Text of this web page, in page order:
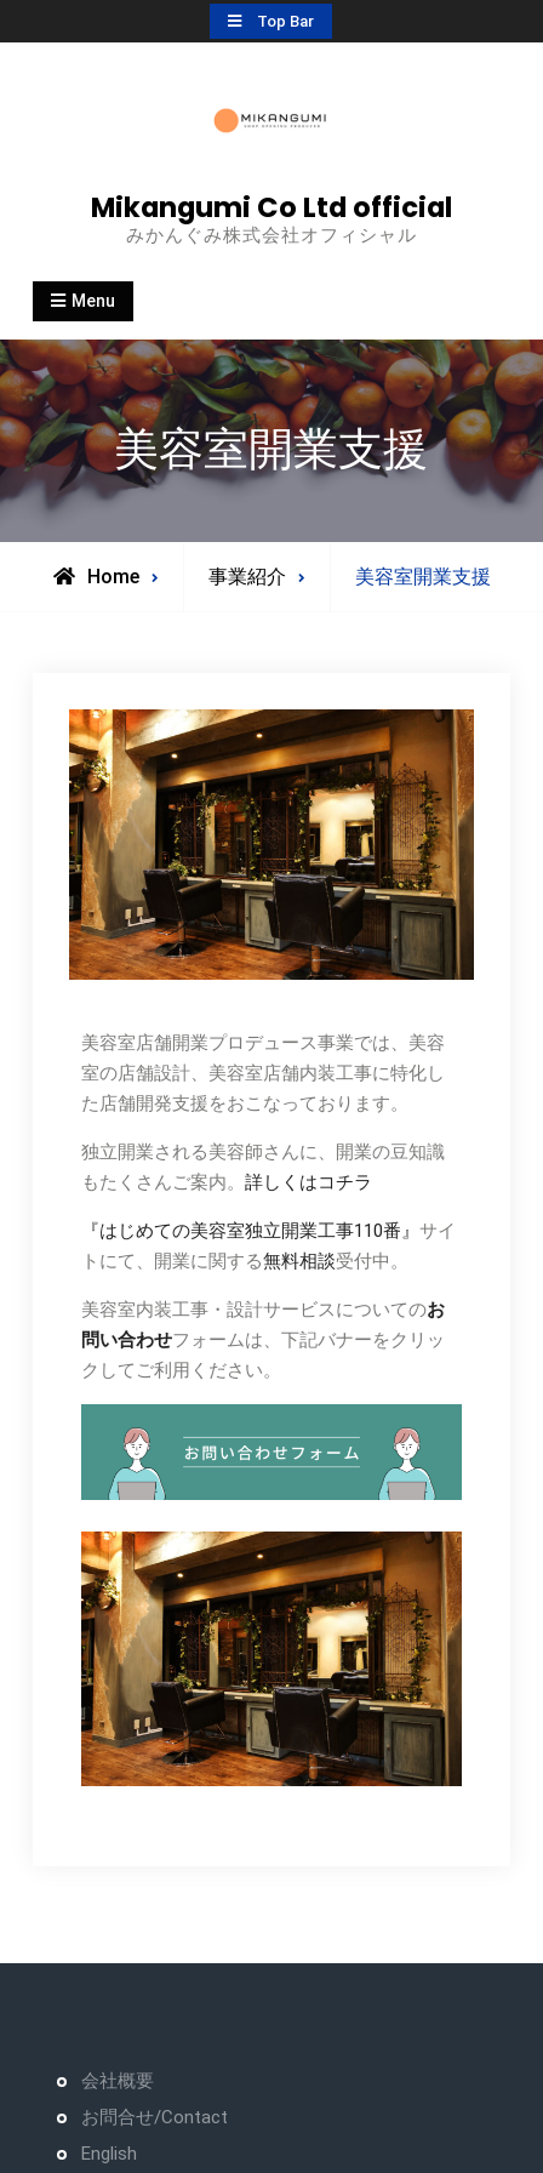
Top Bar
Mikangumi Co Ltd official
みかんぐみ株式会社オフィシャル
Menu
美容室開業支援
Home 事業紹介 美容室開業支援
美容室店舗開業プロデュース事業では、美容
室の店舗設計、美容室店舗内装工事に特化し
た店舗開発支援をおこなっております。
独立開業される美容師さんに、開業の豆知識
もたくさんご案内。 詳しくはコチラ
『はじめての美容室独立開業工事110番』 サイ
トにて、開業に関する無料相談受付中。
美容室内装工事・設計サービスについてのお
問い合わせフォームは、下記バナーをクリッ
クしてご利用ください。
会社概要
お問合せ/Contact
English